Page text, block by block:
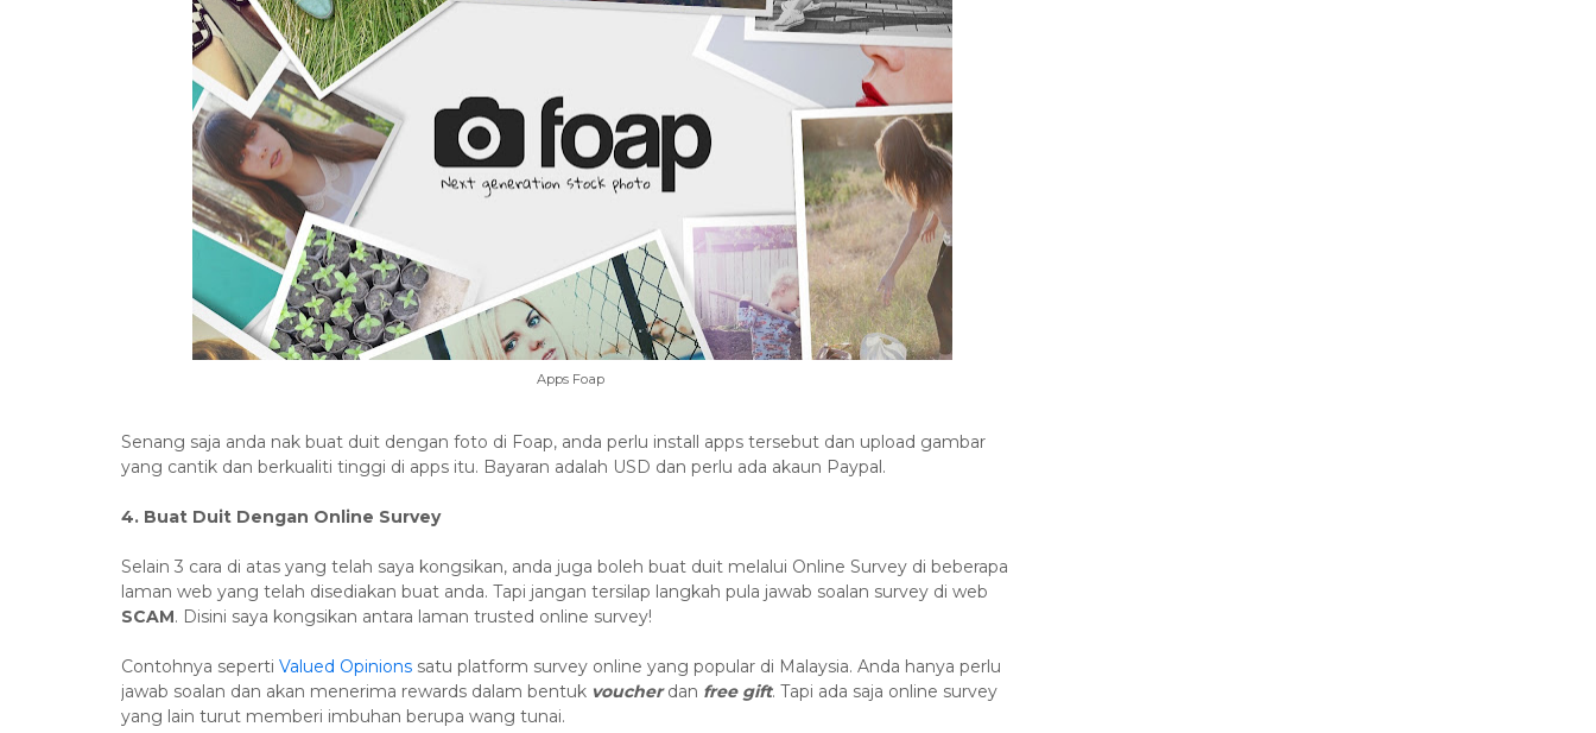
Apps Foap
Senang saja anda nak buat duit dengan foto di Foap, anda perlu install apps tersebut dan upload gambar
yang cantik dan berkualiti tinggi di apps itu. Bayaran adalah USD dan perlu ada akaun Paypal.
4. Buat Duit Dengan Online Survey
Selain 3 cara di atas yang telah saya kongsikan, anda juga boleh buat duit melalui Online Survey di beberapa
laman web yang telah disediakan buat anda. Tapi jangan tersilap langkah pula jawab soalan survey di web
SCAM. Disini saya kongsikan antara laman trusted online survey!
Contohnya seperti Valued Opinions satu platform survey online yang popular di Malaysia. Anda hanya perlu
jawab soalan dan akan menerima rewards dalam bentuk voucherdan free gift. Tapi ada saja online survey
yang lain turut memberi imbuhan berupa wang tunai.